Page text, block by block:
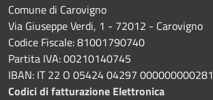
Comune di Carovigno
Via Giuseppe Verdi, 1 - 72012 - Carovigno
Codice Fiscale: 81001790740
Partita IVA: 00210140745
IBAN: IT 22 O 05424 04297 000000000281
Codici di fatturazione Elettronica